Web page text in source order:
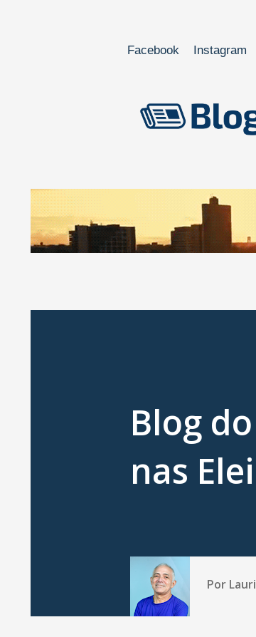
Facebook Instagram
Blog
nas
Por